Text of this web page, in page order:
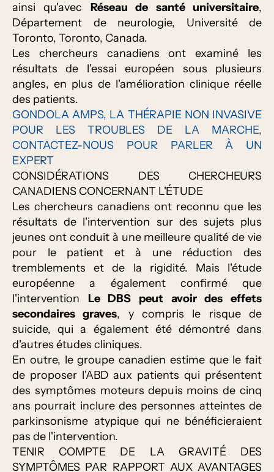
ainsi qu'avec Réseau de santé universitaire,
Département de neurologie, Université de
Toronto, Toronto, Canada.
Les chercheurs canadiens ont examiné les
résultats de l'essai européen sous plusieurs
angles, en plus de l'amélioration clinique réelle
des patients.
GONDOLA AMPS, LA THÉRAPIE NON INVASIVE
POUR LES TROUBLES DE LA MARCHE,
CONTACTEZ-NOUS POUR PARLER À UN
EXPERT
CONSIDÉRATIONS DES CHERCHEURS
CANADIENS CONCERNANT L'ÉTUDE
Les chercheurs canadiens ont reconnu que les
résultats de l'intervention sur des sujets plus
jeunes ont conduit à une meilleure qualité de vie
pour le patient et à une réduction des
tremblements et de la rigidité. Mais l'étude
européenne a également confirmé que
l'intervention Le DBS peut avoir des effets
secondaires graves, y compris le risque de
suicide, qui a également été démontré dans
d'autres études cliniques.
En outre, le groupe canadien estime que le fait
de proposer l'ABD aux patients qui présentent
des symptômes moteurs depuis moins de cinq
ans pourrait inclure des personnes atteintes de
parkinsonisme atypique qui ne bénéficieraient
pas de l'intervention.
TENIR COMPTE DE LA GRAVITÉ DES
SYMPTÔMES PAR RAPPORT AUX AVANTAGES